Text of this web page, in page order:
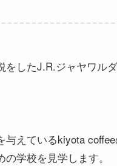
したJ.R.ジャヤワル
えているkiyota
学校を見学します。